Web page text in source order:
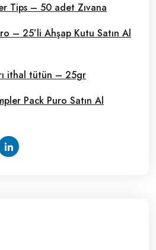
Tips – 50 adet Zıvana
– 25’li Ahşap Kutu Satın Al
ithal tütün – 25gr
Pack Puro Satın Al